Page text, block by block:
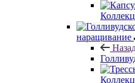
наращивание